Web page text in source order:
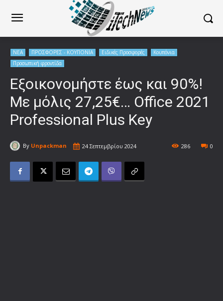
ΝΕΑ ΠΡΟΣΦΟΡΕΣ - ΚΟΥΠΟΝΙΑ Ειδικές Προσφορές
Κουπόνια
Προσωπική φροντίδα
Εξοικονομήστε έως και 90%!
Με μόλις 27,25€… Office 2021
Professional Plus Key
By Unpackman 24 Σεπτεμβρίου 2024 0
286